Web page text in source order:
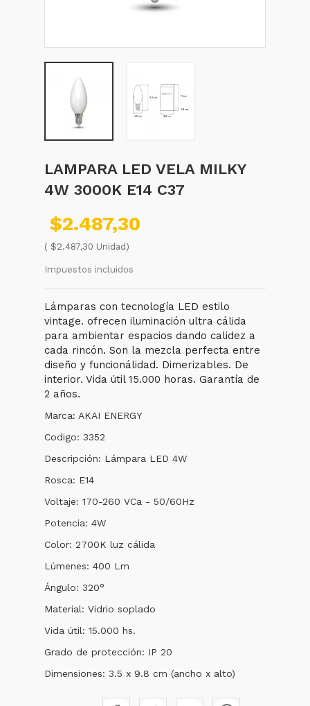
LAMPARA LED VELA MILKY
4W 3000K E14 C37
$2.487,30
( $2.487,30 Unidad)
Impuestos incluidos
Lámparas con tecnología LED estilo
vintage. ofrecen iluminación ultra cálida
para ambientar espacios dando calidez a
cada rincón. Son la mezcla perfecta entre
diseño y funcionálidad. Dimerizables. De
interior. Vida útil 15.000 horas. Garantía de
2 años.
Marca: AKAI ENERGY
Codigo: 3352
Descripción: Lámpara LED 4W
Rosca: E14
Voltaje: 170-260 VCa - 50/60Hz
Potencia: 4W
Color: 2700K luz cálida
Lúmenes: 400 Lm
Ángulo: 320°
Material: Vidrio soplado
Vida útil: 15.000 hs.
Grado de protección: IP 20
Dimensiones: 3.5 x 9.8 cm (ancho x alto)